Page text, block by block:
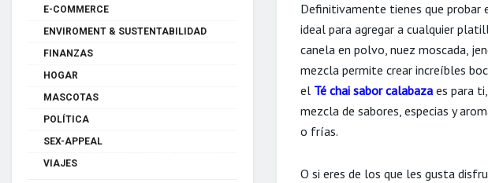
Definitivamente tienes que probar
ideal para agregar a cualquier
canela en polvo, nuez moscada,
mezcla permite crear increíbles
el Té chai sabor calabaza es para
mezcla de sabores, especias y
o frías.
O si eres de los que les gusta
E-COMMERCE
ENVIROMENT & SUSTENTABILIDAD
FINANZAS
HOGAR
MASCOTAS
POLÍTICA
SEX-APPEAL
VIAJES